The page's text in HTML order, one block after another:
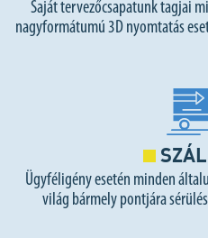
Saját tervezőcsapatunk tagjai
nagyformátumú 3D nyomtatás
Ügyféligény esetén minden
világ bármely pontjára